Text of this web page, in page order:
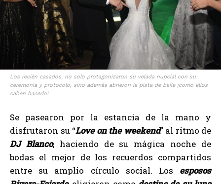
Los recién casados, no solo protagonizaron su velada nupcial con su
ceremonia y protocolo, sino además abrieron la pista de baile ¡como ellos
saben hacerlo!
Se pasearon por la estancia de la mano y
disfrutaron su “Love on the weekend” al ritmo de
DJ Blanco, haciendo de su mágica noche de
bodas el mejor de los recuerdos compartidos
entre su amplio círculo social. Los esposos